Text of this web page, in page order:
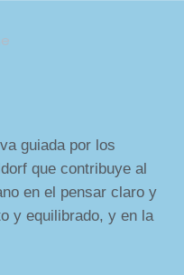
guiada por los
que contribuye al
en el pensar claro y
y equilibrado, y en la